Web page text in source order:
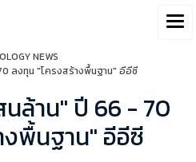
NEWS
ลงทุน "โครงสร้างพื้นฐาน" อีอีซี
ล้าน" ปี 66 - 70
งพื้นฐาน" อีอีซี